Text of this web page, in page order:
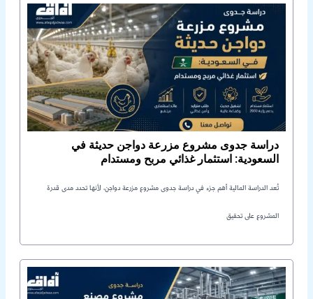
دراسة جدوى مشروع مزرعة دواجن حديثة في
السعودية: استثمار غذائي مربح ومستدام
تُعد الدراسة المالية أهم جزء في دراسة جدوى مشروع مزرعة دواجن، لأنها تحدد مدى قدرة
المشروع على تحقيق